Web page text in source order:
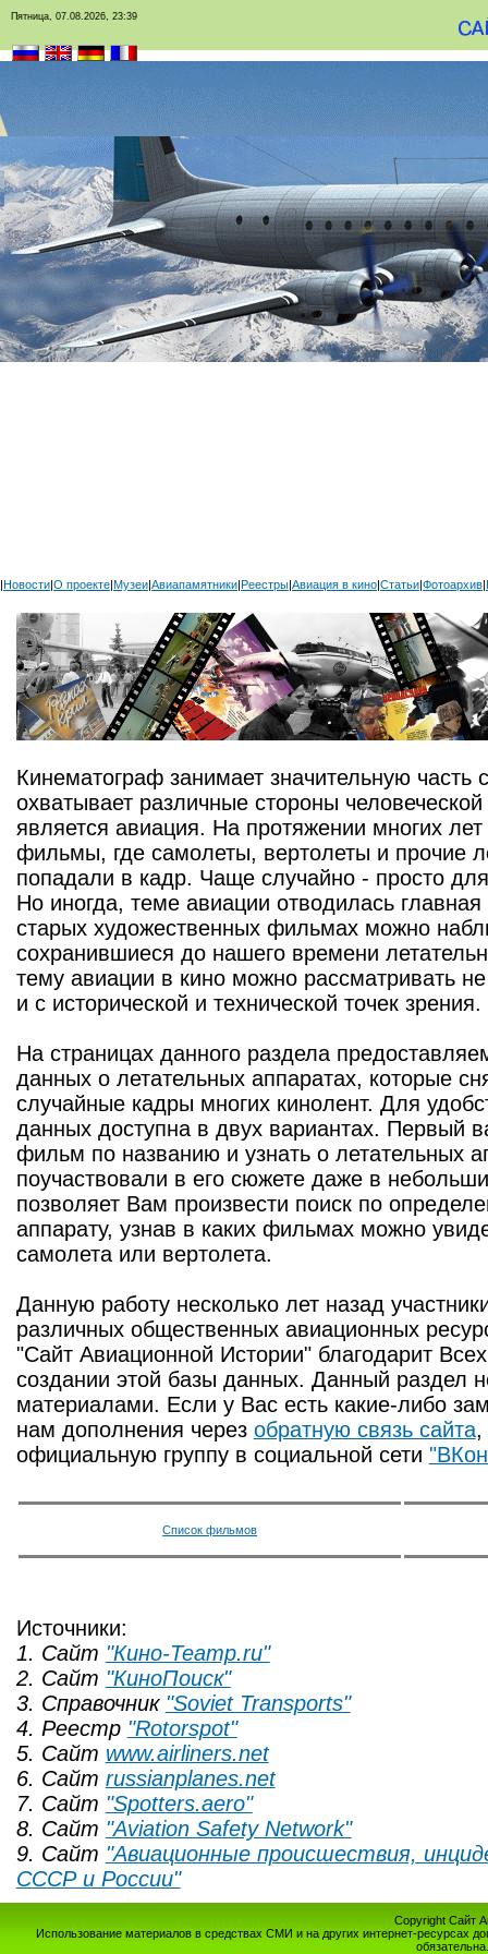
Пятница, 07.08.2026, 23:39
|Новости|О проекте|Музеи|Авиапамятники|Реестры|Авиация в кино|Статьи|Фотоархив|
Кинематограф занимает значительную часть
охватывает различные стороны
является авиация. На протяжении многих
фильмы, где самолеты, вертолеты и прочие
попадали в кадр. Чаще случайно - просто
Но иногда, теме авиации отводилась
старых художественных фильмах можно
сохранившиеся до нашего времени
тему авиации в кино можно рассматривать
и с исторической и технической точек зрения.
На страницах данного раздела
данных о летательных аппаратах, которые
случайные кадры многих кинолент. Для
данных доступна в двух вариантах. Первый
фильм по названию и узнать о летательных
поучаствовали в его сюжете даже в
позволяет Вам произвести поиск по
аппарату, узнав в каких фильмах можно
самолета или вертолета.
Данную работу несколько лет назад
различных общественных авиационных
"Сайт Авиационной Истории" благодарит
создании этой базы данных. Данный раздел
материалами. Если у Вас есть какие-либо
нам дополнения через обратную связь сайта,
официальную группу в социальной сети
Список фильмов
Источники:
1. Сайт "Кино-Театр.ru"
2. Сайт "КиноПоиск"
3. Справочник "Soviet Transports"
4. Реестр "Rotorspot"
5. Сайт www.airliners.net
6. Сайт russianplanes.net
7. Сайт "Spotters.aero"
8. Сайт "Aviation Safety Network"
9. Сайт "Авиационные происшествия,
СССР и России"
Copyright Сайт
Использование материалов в средствах СМИ и на других интернет-ресурсах
обязательна.